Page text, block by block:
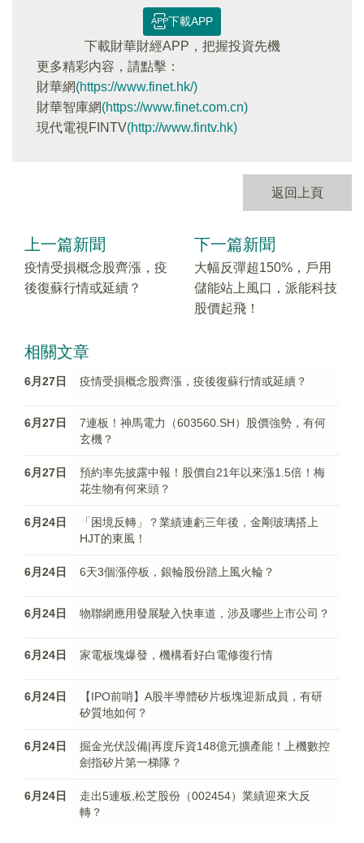
下載APP
下載財華財經APP，把握投資先機
更多精彩内容，請點擊：
財華網(https://www.finet.hk/)
財華智庫網(https://www.finet.com.cn)
現代電視FINTV(http://www.fintv.hk)
返回上頁
上一篇新聞
疫情受損概念股齊漲，疫
後復蘇行情或延續？
下一篇新聞
大幅反彈超150%，戶用
儲能站上風口，派能科技
股價起飛！
相關文章
6月27日 疫情受損概念股齊漲，疫後復蘇行情或延續？
6月27日
7連板！神馬電力（603560.SH）股價強勢，有何
玄機？
6月27日
預約率先披露中報！股價自21年以來漲1.5倍！梅
花生物有何來頭？
6月24日
「困境反轉」？業績連虧三年後，金剛玻璃搭上
HJT的東風！
6月24日 6天3個漲停板，銀輪股份踏上風火輪？
6月24日 物聯網應用發展駛入快車道，涉及哪些上市公司？
6月24日 家電板塊爆發，機構看好白電修復行情
6月24日
【IPO前哨】A股半導體矽片板塊迎新成員，有研
矽質地如何？
6月24日
掘金光伏設備|再度斥資148億元擴產能！上機數控
劍指矽片第一梯隊？
6月24日
走出5連板,松芝股份（002454）業績迎來大反
轉？